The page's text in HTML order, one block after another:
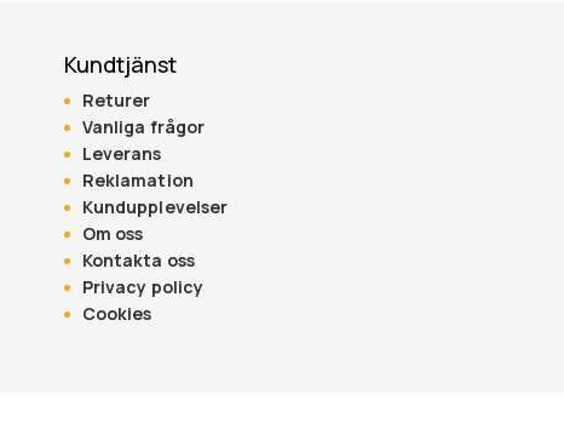
Kundtjänst
Returer
Vanliga frågor
Leverans
Reklamation
Kundupplevelser
Om oss
Kontakta oss
Privacy policy
Cookies